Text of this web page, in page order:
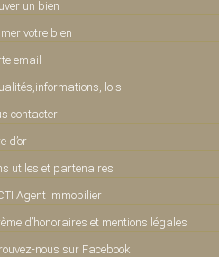
un bien
votre bien
email
lois
contacter
d’or
utiles et partenaires
Agent immobilier
d’honoraires et mentions légales
nous sur Facebook